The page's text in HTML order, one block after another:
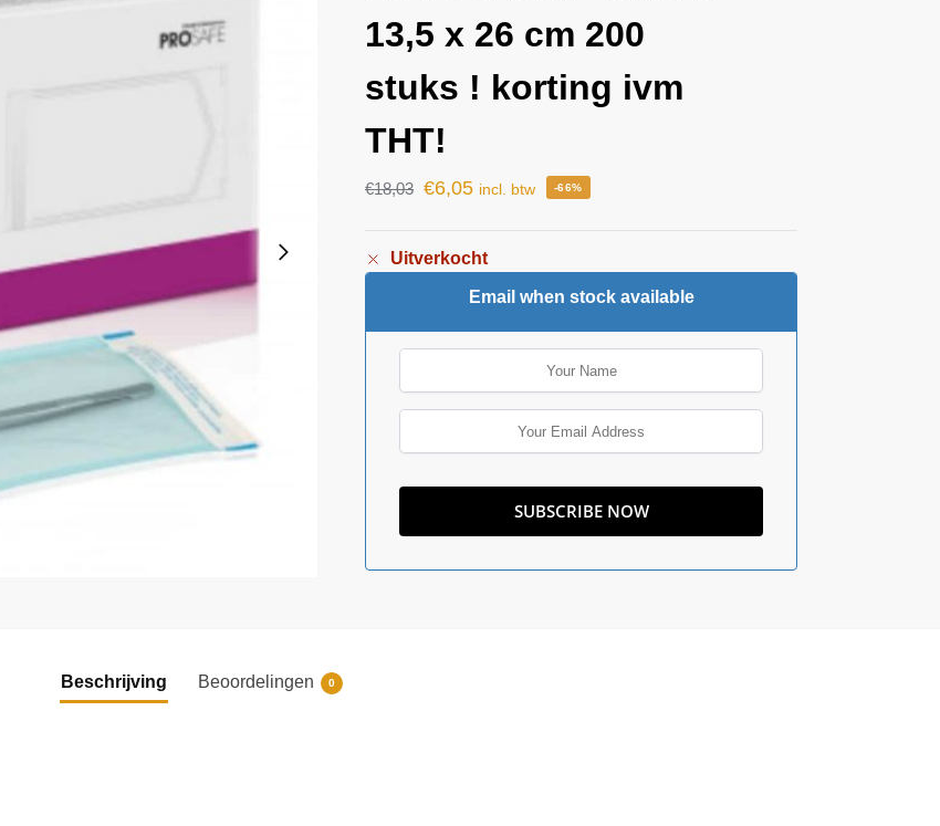
13,5 x 26 cm 200
stuks ! korting ivm
THT!
€18,03 €6,05 incl. btw -66%
Uitverkocht
Email when stock available
Beschrijving Beoordelingen 0